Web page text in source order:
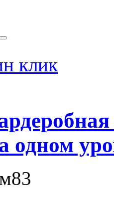
клик
одном